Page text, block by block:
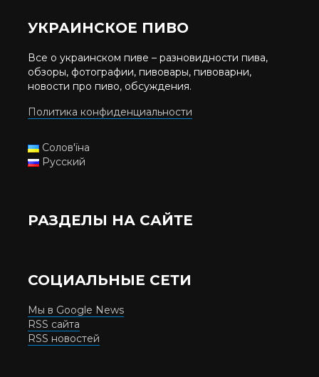
УКРАИНСКОЕ ПИВО
Все о украинском пиве – разновидности пива,
обзоры, фотографии, пивовары, пивоварни,
новости про пиво, обсуждения.
Политика конфиденциальности
Солов'їна
Русский
РАЗДЕЛЫ НА САЙТЕ
СОЦИАЛЬНЫЕ СЕТИ
Мы в Google News
RSS сайта
RSS новостей